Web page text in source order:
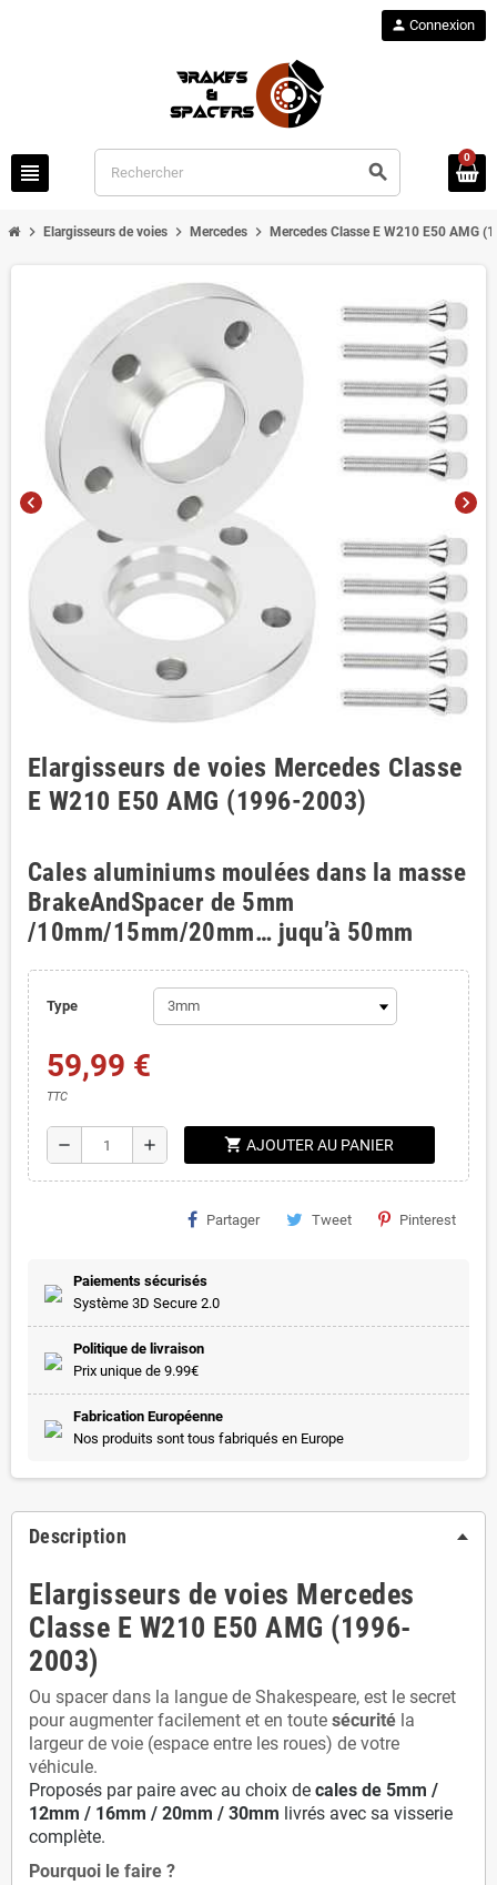
view_headline search
person Connexion
0
chevron_right Elargisseurs de voies chevron_right Mercedes chevron_right Mercedes Classe E W210 E50 AMG
chevron_left chevron_right
Elargisseurs de voies Mercedes Classe
E W210 E50 AMG (1996-2003)
Cales aluminiums moulées dans la masse
BrakeAndSpacer de 5mm
/10mm/15mm/20mm… juqu’à 50mm
Type
59,99 €
TTC
remove add shopping_cart AJOUTER AU PANIER
Partager Tweet Pinterest
Paiements sécurisés
Système 3D Secure 2.0
Politique de livraison
Prix unique de 9.99€
Fabrication Européenne
Nos produits sont tous fabriqués en Europe
Description
Elargisseurs de voies Mercedes
Classe E W210 E50 AMG (1996-
2003)
Ou spacer dans la langue de Shakespeare, est le secret
pour augmenter facilement et en toute sécurité la
largeur de voie (espace entre les roues) de votre
véhicule.
Proposés par paire avec au choix de cales de 5mm /
12mm / 16mm / 20mm / 30mm livrés avec sa visserie
complète.
Pourquoi le faire ?